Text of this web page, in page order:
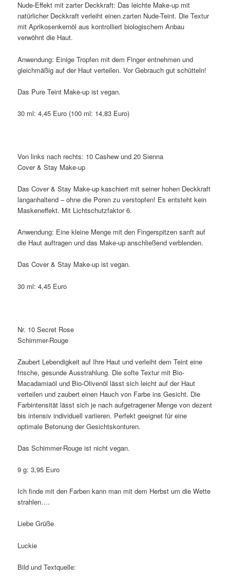
Nude-Effekt mit zarter Deckkraft: Das leichte Make-up mit
natürlicher Deckkraft verleiht einen zarten Nude-Teint. Die Textur
mit Aprikosenkernöl aus kontrolliert biologischem Anbau
verwöhnt die Haut.
Anwendung: Einige Tropfen mit dem Finger entnehmen und
gleichmäßig auf der Haut verteilen. Vor Gebrauch gut schütteln!
Das Pure Teint Make-up ist vegan.
30 ml: 4,45 Euro (100 ml: 14,83 Euro)
Von links nach rechts: 10 Cashew und 20 Sienna
Cover & Stay Make-up
Das Cover & Stay Make-up kaschiert mit seiner hohen Deckkraft
langanhaltend – ohne die Poren zu verstopfen! Es entsteht kein
Maskeneffekt. Mit Lichtschutzfaktor 6.
Anwendung: Eine kleine Menge mit den Fingerspitzen sanft auf
die Haut auftragen und das Make-up anschließend verblenden.
Das Cover & Stay Make-up ist vegan.
30 ml: 4,45 Euro
Nr. 10 Secret Rose
Schimmer-Rouge
Zaubert Lebendigkeit auf Ihre Haut und verleiht dem Teint eine
frische, gesunde Ausstrahlung. Die softe Textur mit Bio-
Macadamiaöl und Bio-Olivenöl lässt sich leicht auf der Haut
verteilen und zaubert einen Hauch von Farbe ins Gesicht. Die
Farbintensität lässt sich je nach aufgetragener Menge von dezent
bis intensiv individuell variieren. Perfekt geeignet für eine
optimale Betonung der Gesichtskonturen.
Das Schimmer-Rouge ist nicht vegan.
9 g: 3,95 Euro
Ich finde mit den Farben kann man mit dem Herbst um die Wette
strahlen….
Liebe Grüße
Luckie
Bild und Textquelle: